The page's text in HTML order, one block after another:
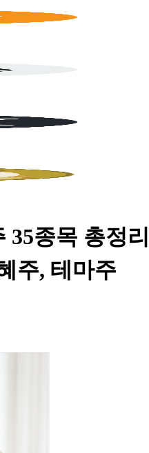
35종목 총정
주, 테마주